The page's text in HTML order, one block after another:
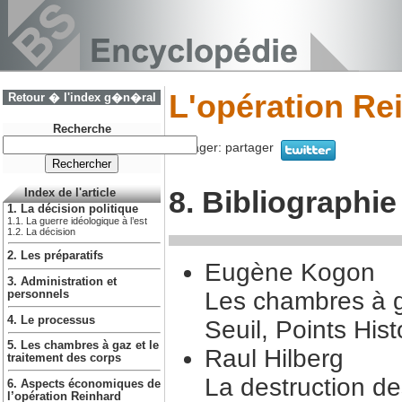
Retour � l'index g�n�ral
Recherche
Index de l'article
1. La décision politique
1.1. La guerre idéologique à l’est
1.2. La décision
2. Les préparatifs
3. Administration et
personnels
4. Le processus
5. Les chambres à gaz et le
traitement des corps
6. Aspects économiques de
l’opération Reinhard
L'opération
Partager: partager
8. Bibliographie
Eugène Kogon
Les chambres à
Seuil, Points
Raul Hilberg
La destruction